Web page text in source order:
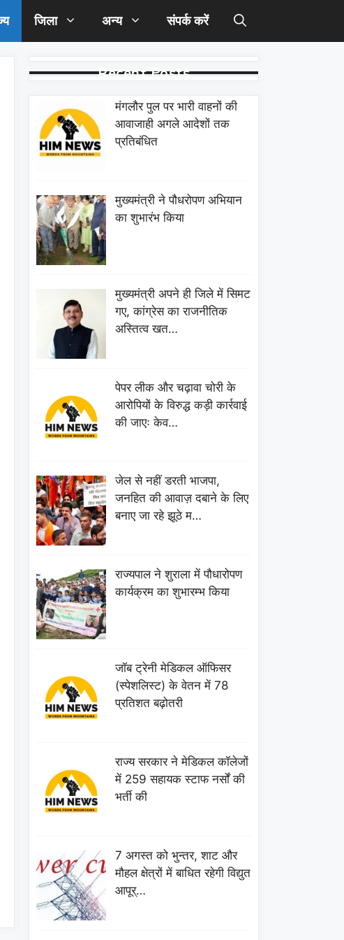
जिला अन्य संपर्क करें
Recent Posts
मंगलौर पुल पर भारी वाहनों की
आवाजाही अगले आदेशों तक
प्रतिबंधित
मुख्यमंत्री ने पौधरोपण अभियान
का शुभारंभ किया
मुख्यमंत्री अपने ही जिले में सिमट
गए, कांग्रेस का राजनीतिक
अस्तित्व खत…
पेपर लीक और चढ़ावा चोरी के
आरोपियों के विरुद्ध कड़ी कार्रवाई
की जाएः केव…
जेल से नहीं डरती भाजपा,
जनहित की आवाज़ दबाने के लिए
बनाए जा रहे झूठे म…
राज्यपाल ने शुराला में पौधारोपण
कार्यक्रम का शुभारम्भ किया
जॉब ट्रेनी मेडिकल ऑफिसर
(स्पेशलिस्ट) के वेतन में 78
प्रतिशत बढ़ोतरी
राज्य सरकार ने मेडिकल कॉलेजों
में 259 सहायक स्टाफ नर्सों की
भर्ती की
7 अगस्त को भुन्तर, शाट और
मौहल क्षेत्रों में बाधित रहेगी विद्युत
आपूर्…